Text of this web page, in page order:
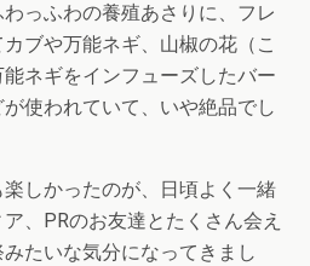
っふわの養殖あさりに、フレ
ブや万能ネギ、山椒の花（こ
ネギをインフューズしたバー
使われていて、いや絶品でし
しかったのが、日頃よく一緒
、PRのお友達とたくさん会え
たいな気分になってきまし